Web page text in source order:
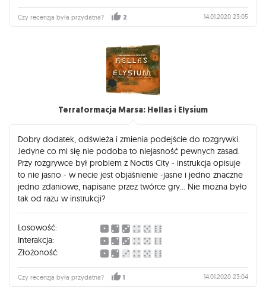
Czy recenzja była przydatna? 2 14.01.2020 23:05
Terraformacja Marsa: Hellas i Elysium
Dobry dodatek, odświeża i zmienia podejście do rozgrywki.
Jedyne co mi się nie podoba to niejasność pewnych zasad.
Przy rozgrywce był problem z Noctis City - instrukcja opisuje
to nie jasno - w necie jest objaśnienie -jasne i jedno znaczne
jedno zdaniowe, napisane przez twórce gry... Nie można było
tak od razu w instrukcji?
Losowość:
Interakcja:
Złożoność:
Czy recenzja była przydatna? 1 14.01.2020 23:04